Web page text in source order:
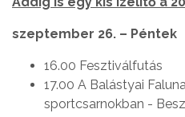
szeptember 26. – Péntek
16.00 Fesztiválfutás
17.00 A Balástyai
sportcsarnokban -